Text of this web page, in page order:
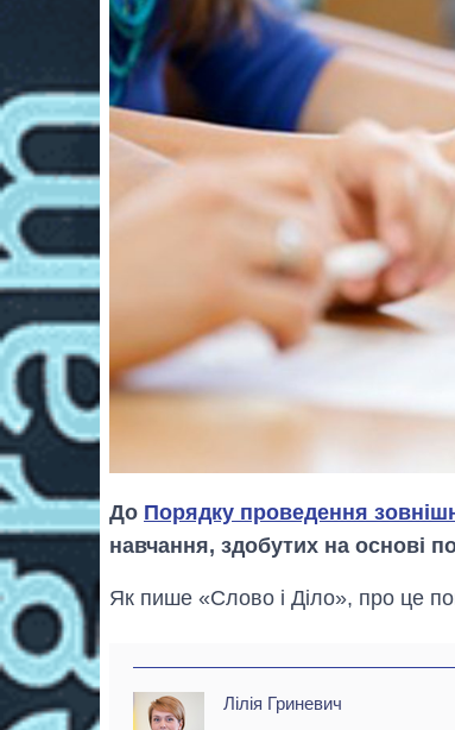
До Порядку проведення
навчання, здобутих на основі
Як пише «Слово і Діло», про це
Лілія Гриневич